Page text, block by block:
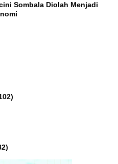
Sombala Diolah Menjadi